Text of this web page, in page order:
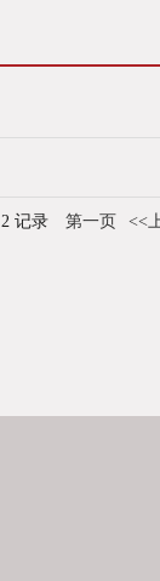
2 记录 第一页 <<